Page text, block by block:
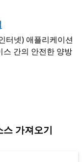
터넷) 애플리케이션
간의 안전한 양방
가져오기